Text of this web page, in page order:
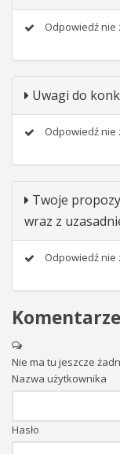
Odpowiedź nie
Uwagi do
Odpowiedź nie
Twoje
wraz z
Odpowiedź nie
Nie ma tu jeszcze
Nazwa użytkownika
Hasło